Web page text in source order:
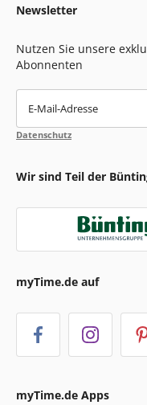
Newsletter
Nutzen Sie unsere
Abonnenten
E-Mail-Adresse
Datenschutz
Wir sind Teil der
myTime.de auf
myTime.de Apps